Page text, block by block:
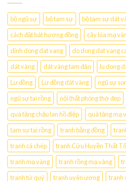
bộ ngũ sự bộ tam sự bộ tam sự dát
cách đặt bát hương đồng
cây lúa mạ
dinh dong dat vang
do dong dat vang
dát vàng
dát vàng tam đảo lu dong
Lư đồng
Lư đồng dát vàng ngũ sự
ngũ sự tai rồng
nội thất phòng thờ đẹp
quà tặng chậu lan hồ điệp
quà tặng mạ
tam sự tai rồng
tranh bằng đồng
tranh cá chép
tranh Cửu Huyền Thất Tổ
tranh mạ vàng
tranh rồng mạ vàng
tranh tứ quý
tranh uyên ương tranh